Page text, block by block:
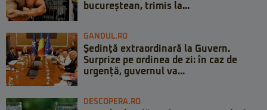
bucureștean, trimis la...
GANDUL.RO
Şedinţă extraordinară la Guvern.
Surprize pe ordinea de zi: în caz de
urgență, guvernul va...
DESCOPERA.RO